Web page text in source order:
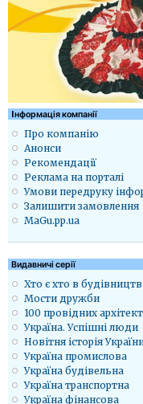
Iнформація компанії
Про компанію
Анонси
Рекомендації
Реклама на порталі
Умови передруку
Залишити замовлення
MaGu.pp.ua
Видавничі серії
Хто є хто в
Мости дружби
100 провідних
Україна. Успішні люди
Новітня історія
Україна промислова
Україна будівельна
Україна транспортна
Україна фінансова